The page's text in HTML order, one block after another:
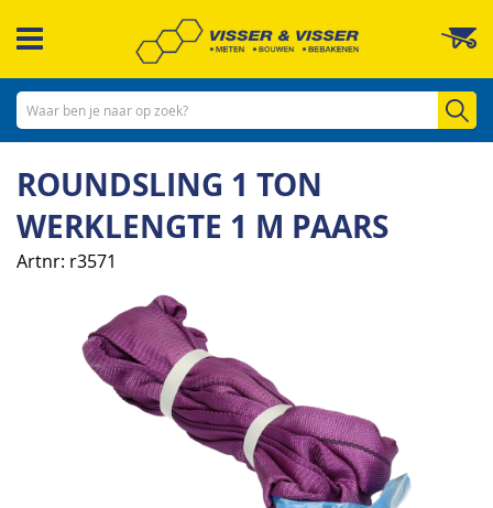
naar
inhoud
ROUNDSLING 1 TON
WERKLENGTE 1 M PAARS
Artnr r3571